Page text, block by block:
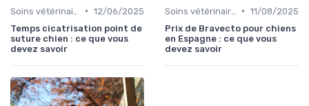
• 12/06/2025
Temps cicatrisation point de
suture chien : ce que vous
devez savoir
• 11/08/2025
Prix de Bravecto pour chiens
en Espagne : ce que vous
devez savoir